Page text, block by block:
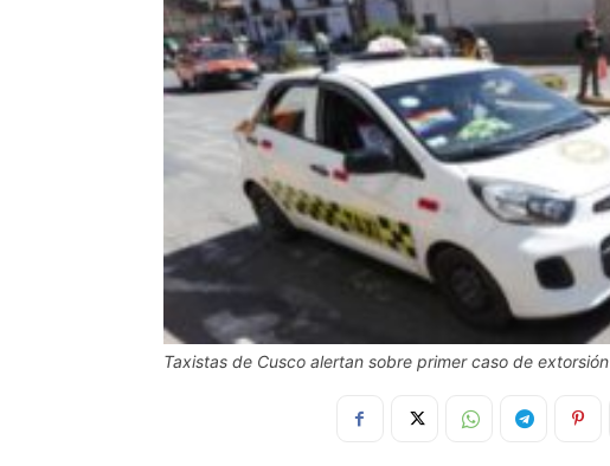
Taxistas de Cusco alertan sobre primer caso de extorsión